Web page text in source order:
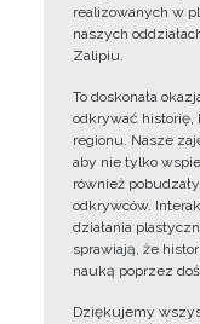
realizowanych w
naszych
Zalipiu.
To doskonała
odkrywać historię,
regionu. Nasze
aby nie tylko
również
odkrywców.
działania
sprawiają, że
nauką poprzez
Dziękujemy